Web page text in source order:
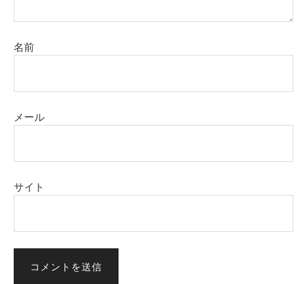
名前
メール
サイト